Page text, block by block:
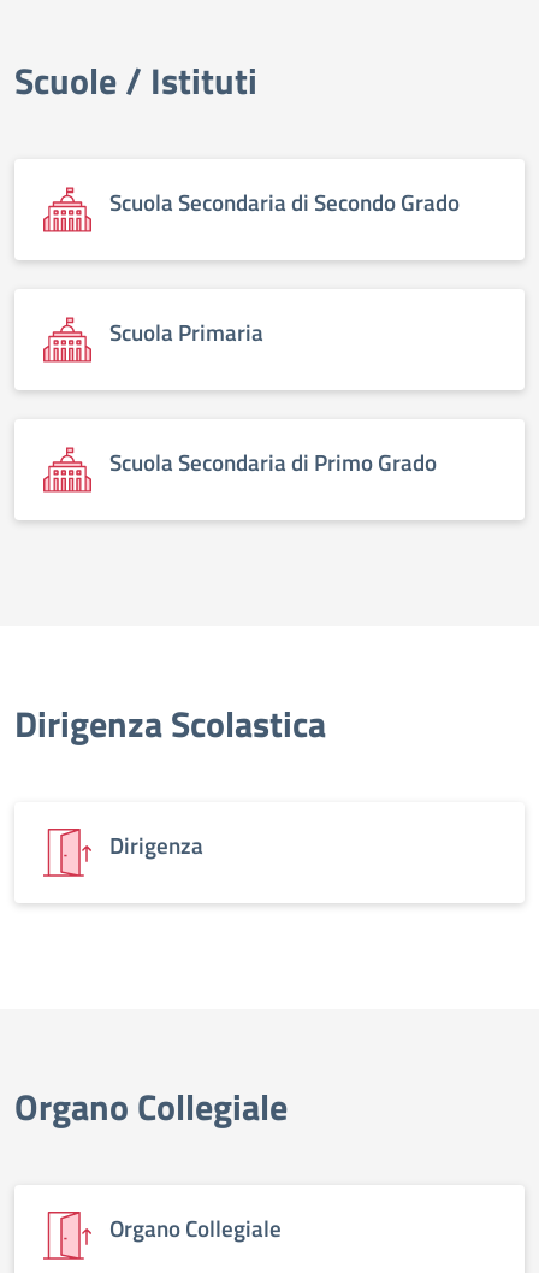
elenco degli organi
Scuole / Istituti
Scuola Secondaria di Secondo Grado
Scuola Primaria
Scuola Secondaria di Primo Grado
Dirigenza Scolastica
Dirigenza
Organo Collegiale
Organo Collegiale